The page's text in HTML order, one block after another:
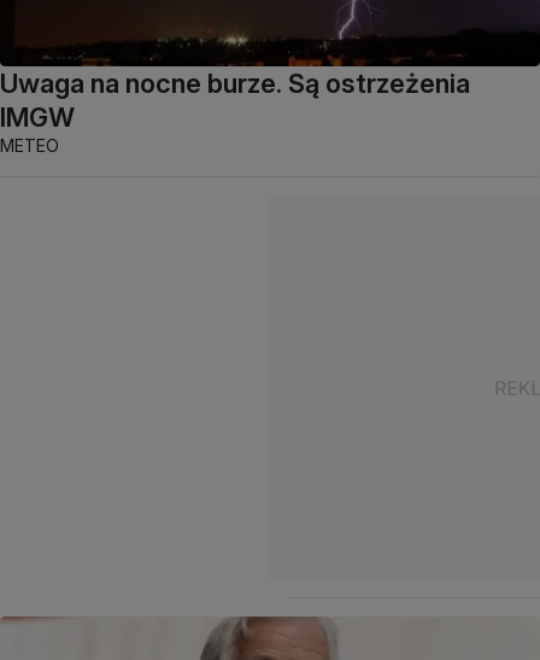
Uwaga na nocne burze. Są ostrzeżenia
IMGW
METEO